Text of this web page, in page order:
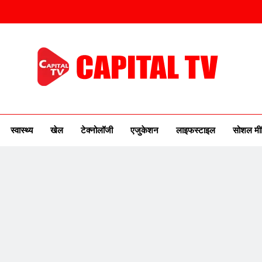
स्वास्थ्य खेल टेक्नोलॉजी एजुकेशन लाइफस्टाइल सोशल